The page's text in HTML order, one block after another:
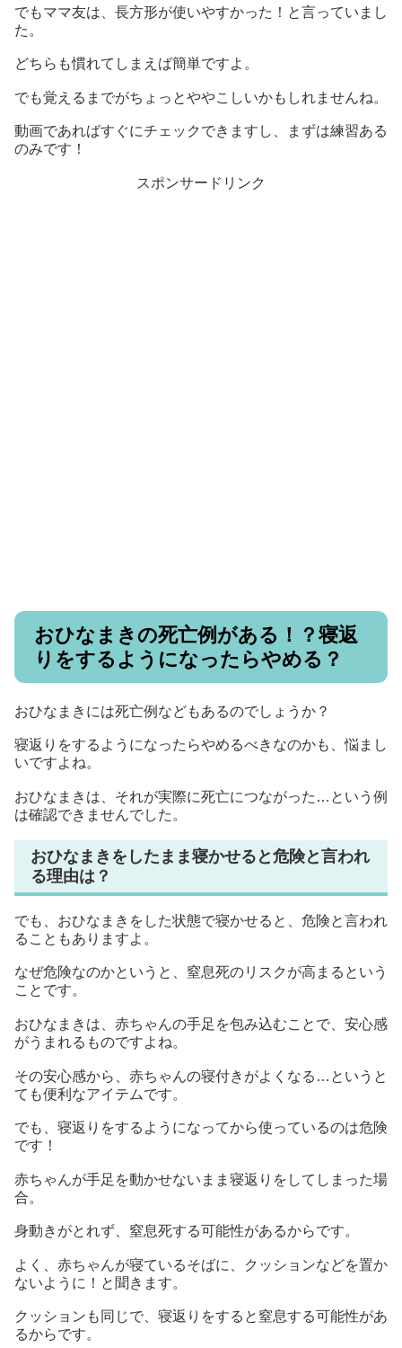
でもママ友は、長方形が使いやすかった！と言っていまし
た。
どちらも慣れてしまえば簡単ですよ。
でも覚えるまでがちょっとややこしいかもしれませんね。
動画であればすぐにチェックできますし、まずは練習ある
のみです！
スポンサードリンク
おひなまきの死亡例がある！？寝返
りをするようになったらやめる？
おひなまきには死亡例などもあるのでしょうか？
寝返りをするようになったらやめるべきなのかも、悩まし
いですよね。
おひなまきは、それが実際に死亡につながった…という例
は確認できませんでした。
おひなまきをしたまま寝かせると危険と言われ
る理由は？
でも、おひなまきをした状態で寝かせると、危険と言われ
ることもありますよ。
なぜ危険なのかというと、窒息死のリスクが高まるという
ことです。
おひなまきは、赤ちゃんの手足を包み込むことで、安心感
がうまれるものですよね。
その安心感から、赤ちゃんの寝付きがよくなる…というと
ても便利なアイテムです。
でも、寝返りをするようになってから使っているのは危険
です！
赤ちゃんが手足を動かせないまま寝返りをしてしまった場
合。
身動きがとれず、窒息死する可能性があるからです。
よく、赤ちゃんが寝ているそばに、クッションなどを置か
ないように！と聞きます。
クッションも同じで、寝返りをすると窒息する可能性があ
るからです。